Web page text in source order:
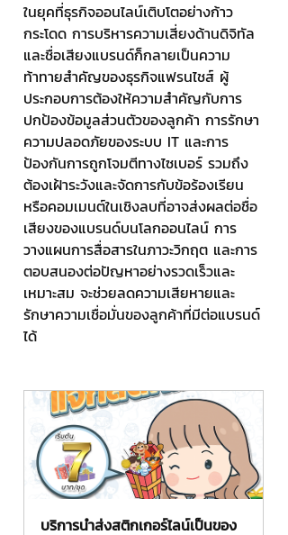
ในยุคที่ธุรกิจออนไลน์เติบโตอย่างก้าว
กระโดด การบริหารความเสี่ยงด้านดิจิทัล
และชื่อเสียงแบรนด์ก็กลายเป็นความ
ท้าทายสำคัญของธุรกิจแฟรนไชส์ ผู้
ประกอบการต้องให้ความสำคัญกับการ
ปกป้องข้อมูลส่วนตัวของลูกค้า การรักษา
ความปลอดภัยของระบบ IT และการ
ป้องกันการถูกโจมตีทางไซเบอร์ รวมถึง
ต้องเฝ้าระวังและจัดการกับข้อร้องเรียน
หรือคอมเมนต์ในเชิงลบที่อาจส่งผลต่อชื่อ
เสียงของแบรนด์บนโลกออนไลน์ การ
วางแผนการสื่อสารในภาวะวิกฤต และการ
ตอบสนองต่อปัญหาอย่างรวดเร็วและ
เหมาะสม จะช่วยลดความเสียหายและ
รักษาความเชื่อมั่นของลูกค้าที่มีต่อแบรนด์
ได้
บริการนำส่งสติกเกอร์ไลน์เป็นของ